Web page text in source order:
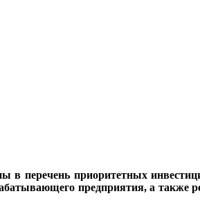
перечень приоритетных
предприятия, а также